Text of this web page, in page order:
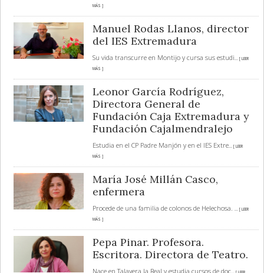
MÁS ]
Manuel Rodas Llanos, director
del IES Extremadura
Su vida transcurre en Montijo y cursa sus estudi... [ LEER
MÁS ]
Leonor García Rodríguez,
Directora General de
Fundación Caja Extremadura y
Fundación Cajalmendralejo
Estudia en el CP Padre Manjón y en el IES Extre... [ LEER
MÁS ]
María José Millán Casco,
enfermera
Procede de una familia de colonos de Helechosa. ... [ LEER
MÁS ]
Pepa Pinar. Profesora.
Escritora. Directora de Teatro.
Nace en Talavera la Real y estudia cursos de doc